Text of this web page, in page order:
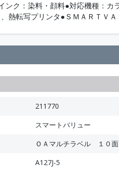
ンク：染料・顔料●対応機種：
熱転写プリンタ●ＳＭＡＲＴＶ
211770
スマートバリュー
ＯＡマルチラベル １０
A127J-5